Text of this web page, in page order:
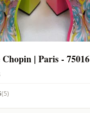
| Paris - 75016
(5)